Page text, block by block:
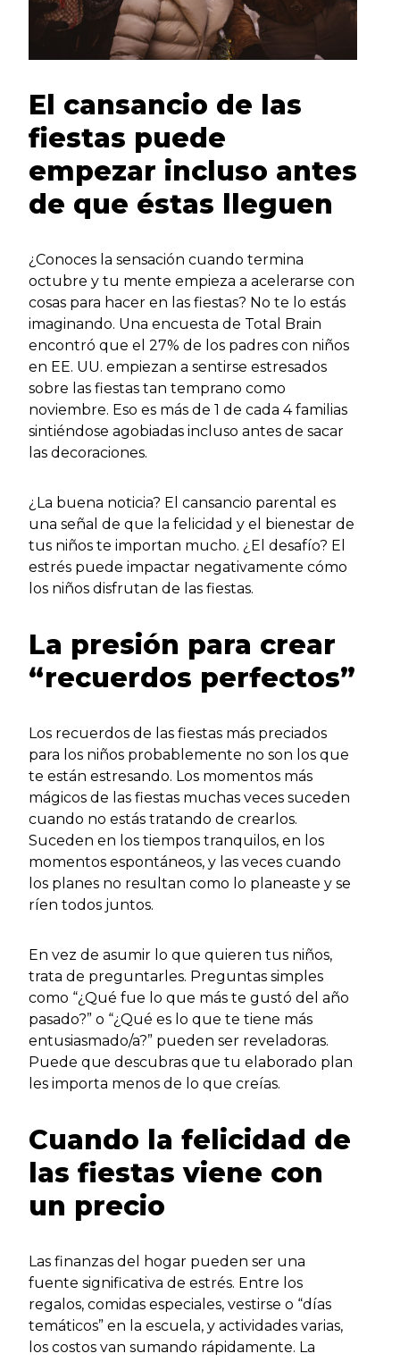
El cansancio de las
fiestas puede
empezar incluso antes
de que éstas lleguen
¿Conoces la sensación cuando termina
octubre y tu mente empieza a acelerarse con
cosas para hacer en las fiestas? No te lo estás
imaginando. Una encuesta de Total Brain
encontró que el 27% de los padres con niños
en EE. UU. empiezan a sentirse estresados
sobre las fiestas tan temprano como
noviembre. Eso es más de 1 de cada 4 familias
sintiéndose agobiadas incluso antes de sacar
las decoraciones.
¿La buena noticia? El cansancio parental es
una señal de que la felicidad y el bienestar de
tus niños te importan mucho. ¿El desafío? El
estrés puede impactar negativamente cómo
los niños disfrutan de las fiestas.
La presión para crear
“recuerdos perfectos”
Los recuerdos de las fiestas más preciados
para los niños probablemente no son los que
te están estresando. Los momentos más
mágicos de las fiestas muchas veces suceden
cuando no estás tratando de crearlos.
Suceden en los tiempos tranquilos, en los
momentos espontáneos, y las veces cuando
los planes no resultan como lo planeaste y se
ríen todos juntos.
En vez de asumir lo que quieren tus niños,
trata de preguntarles. Preguntas simples
como “¿Qué fue lo que más te gustó del año
pasado?” o “¿Qué es lo que te tiene más
entusiasmado/a?” pueden ser reveladoras.
Puede que descubras que tu elaborado plan
les importa menos de lo que creías.
Cuando la felicidad de
las fiestas viene con
un precio
Las finanzas del hogar pueden ser una
fuente significativa de estrés. Entre los
regalos, comidas especiales, vestirse o “días
temáticos” en la escuela, y actividades varias,
los costos van sumando rápidamente. La